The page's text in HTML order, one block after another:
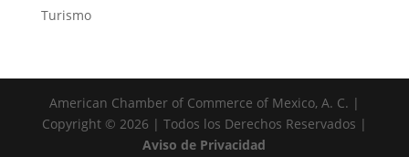
Turismo
American Chamber of Commerce of Mexico, A. C. |
Copyright © 2026 | Todos los Derechos Reservados |
Aviso de Privacidad